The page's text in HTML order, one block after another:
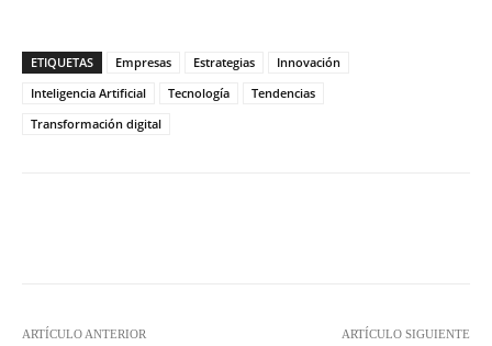
ETIQUETAS Empresas Estrategias
Innovación
Inteligencia Artificial
Tecnología
Tendencias
Transformación digital
ARTÍCULO ANTERIOR ARTÍCULO SIGUIENTE